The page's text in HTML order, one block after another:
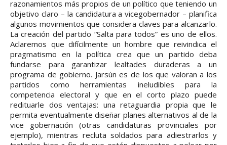
razonamientos más propios de un político que teniendo un
objetivo claro – la candidatura a vicegobernador – planifica
algunos movimientos que considera claves para alcanzarlo.
La creación del partido “Salta para todos” es uno de ellos.
Aclaremos que difícilmente un hombre que reivindica el
pragmatismo en la política crea que un partido deba
fundarse para garantizar lealtades duraderas a un
programa de gobierno. Jarsún es de los que valoran a los
partidos como herramientas ineludibles para la
competencia electoral y que en el corto plazo puede
redituarle dos ventajas: una retaguardia propia que le
permita eventualmente diseñar planes alternativos al de la
vice gobernación (otras candidaturas provinciales por
ejemplo), mientras recluta soldados para adiestrarlos y